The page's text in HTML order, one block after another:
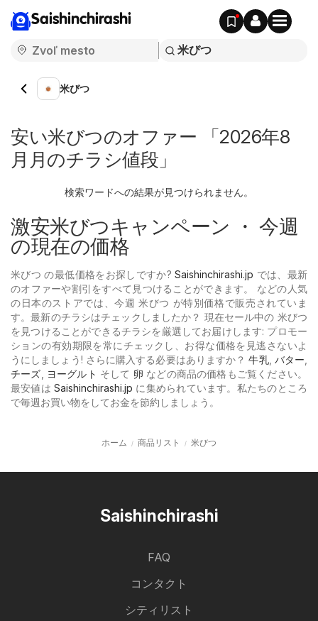
Saishinchirashi
米びつ
安い米びつのオファー 「2026年8
月月のチラシ値段」
検索ワードへの結果が見つけられません。
激安米びつキャンペーン ・ 今週
の現在の価格
米びつ の最低価格をお探しですか?Saishinchirashi.jp では、最新
のオファーや割引をすべて見つけることができます。 などの人気
の日本のストアでは、今週 米びつ が特別価格で販売されていま
す。最新のチラシはチェックしましたか？ 現在セール中の 米びつ
を見つけることができるチラシを厳選してお届けします: プロモー
ションの有効期限を常にチェックし、お得な価格を見逃さないよ
うにしましょう! さらに購入する必要はありますか？牛乳, バター
チーズ
ヨーグルト そして 卵 などの商品の価格もご覧ください。
最安値はSaishinchirashi.jp に集められています。私たちのところ
で毎週お買い物をしてお金を節約しましょう。
ホーム 商品リスト 米びつ
Saishinchirashi
FAQ
コンタクト
シティリスト